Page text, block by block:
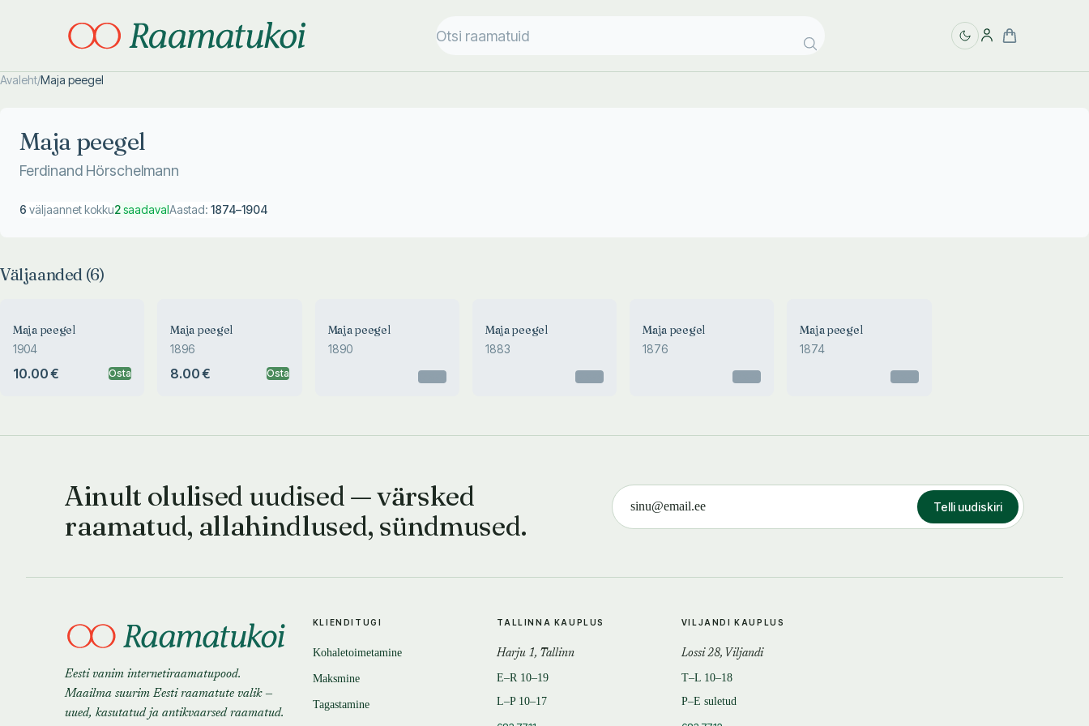
Avaleht/Maja peegel
Maja peegel
Ferdinand Hörschelmann
6 väljaannet kokku2saadavalAastad: 1874–1904
Väljaanded (6)
Maja peegel
1904
10.00 € Osta
Maja peegel
1896
8.00 € Osta
Maja peegel
1890
Maja peegel
1883
Maja peegel
1876
Maja peegel
1874
Ainult olulised uudised — värsked
raamatud, allahindlused, sündmused.
Telli uudiskiri
Eesti vanim internetiraamatupood.
Maailma suurim Eesti raamatute valik —
uued, kasutatud ja antikvaarsed raamatud.
KLIENDITUGI
Kohaletoimetamine
Maksmine
Tagastamine
TALLINNA KAUPLUS
Harju 1, Tallinn
E–R 10–19
L–P 10–17
VILJANDI KAUPLUS
Lossi 28, Viljandi
T–L 10–18
P–E suletud